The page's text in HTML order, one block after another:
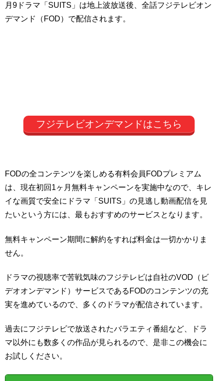
月9ドラマ「SUITS」は地上波放送後、全話フジテレビオン
デマンド（FOD）で配信されます。
フジテレビオンデマンドはこちら
FODの全コンテンツを楽しめる有料会員FODプレミアム
は、現在初回1ヶ月無料キャンペーンを実施中なので、キレ
イな画質で安全にドラマ「SUITS」の見逃し動画配信を見
たいという方には、最もおすすめのサービスとなります。
無料キャンペーン期間に解約をすれば料金は一切かかりま
せん。
ドラマの視聴率で苦戦気味のフジテレビは自社のVOD（ビ
デオオンデマンド）サービスであるFODのコンテンツの充
実を進めているので、多くのドラマが配信されています。
過去にフジテレビで放送されたバラエティ番組など、ドラ
マ以外にも数多くの作品が見られるので、是非この機会に
お試しください。